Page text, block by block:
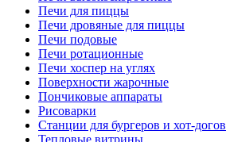
Печи для пиццы
Печи дровяные для пиццы
Печи подовые
Печи ротационные
Печи хоспер на углях
Поверхности жарочные
Пончиковые аппараты
Рисоварки
Станции для бургеров и хот-догов
Тепловые витрины